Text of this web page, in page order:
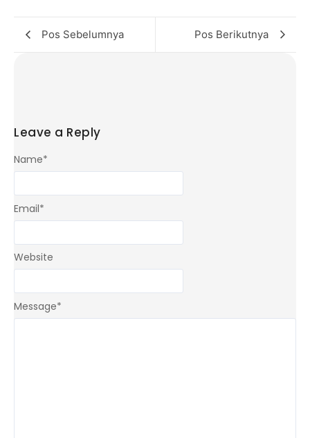
Pos Sebelumnya Pos Berikutnya
Leave a Reply
Message*
Name*
Email*
Website